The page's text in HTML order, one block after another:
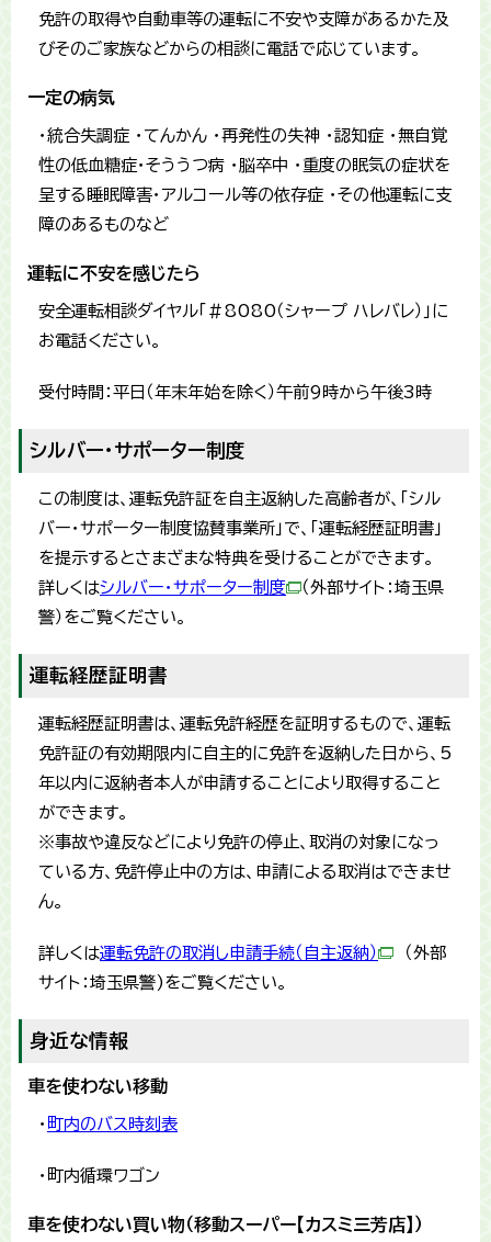
免許の取得や自動車等の運転に不安や支障があるかた及
びそのご家族などからの相談に電話で応じています。
一定の病気
・統合失調症 ・てんかん ・再発性の失神 ・認知症 ・無自覚
性の低血糖症・そううつ病 ・脳卒中 ・重度の眠気の症状を
呈する睡眠障害・アルコール等の依存症 ・その他運転に支
障のあるものなど
運転に不安を感じたら
安全運転相談ダイヤル「＃8080（シャープ ハレバレ）」に
お電話ください。
受付時間：平日（年末年始を除く）午前9時から午後3時
シルバー・サポーター制度
この制度は、運転免許証を自主返納した高齢者が、「シル
バー・サポーター制度協賛事業所」で、「運転経歴証明書」
を提示するとさまざまな特典を受けることができます。
詳しくはシルバー・サポーター制度
（外部サイト：埼玉県
警）をご覧ください。
運転経歴証明書
運転経歴証明書は、運転免許経歴を証明するもので、運転
免許証の有効期限内に自主的に免許を返納した日から、5
年以内に返納者本人が申請することにより取得すること
ができます。
※事故や違反などにより免許の停止、取消の対象になっ
ている方、免許停止中の方は、申請による取消はできませ
ん。
詳しくは運転免許の取消し申請手続（自主返納）
（外部
サイト：埼玉県警)をご覧ください。
身近な情報
車を使わない移動
・ 町内のバス時刻表
・町内循環ワゴン
車を使わない買い物（移動スーパー【カスミ三芳店】）